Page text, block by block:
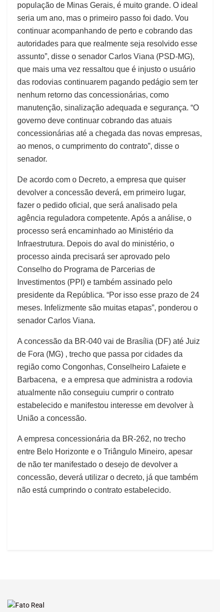
população de Minas Gerais, é muito grande. O ideal
seria um ano, mas o primeiro passo foi dado. Vou
continuar acompanhando de perto e cobrando das
autoridades para que realmente seja resolvido esse
assunto”, disse o senador Carlos Viana (PSD-MG),
que mais uma vez ressaltou que é injusto o usuário
das rodovias continuarem pagando pedágio sem ter
nenhum retorno das concessionárias, como
manutenção, sinalização adequada e segurança. “O
governo deve continuar cobrando das atuais
concessionárias até a chegada das novas empresas,
ao menos, o cumprimento do contrato”, disse o
senador.
De acordo com o Decreto, a empresa que quiser
devolver a concessão deverá, em primeiro lugar,
fazer o pedido oficial, que será analisado pela
agência reguladora competente. Após a análise, o
processo será encaminhado ao Ministério da
Infraestrutura. Depois do aval do ministério, o
processo ainda precisará ser aprovado pelo
Conselho do Programa de Parcerias de
Investimentos (PPI) e também assinado pelo
presidente da República. “Por isso esse prazo de 24
meses. Infelizmente são muitas etapas”, ponderou o
senador Carlos Viana.
A concessão da BR-040 vai de Brasília (DF) até Juiz
de Fora (MG) , trecho que passa por cidades da
região como Congonhas, Conselheiro Lafaiete e
Barbacena, e a empresa que administra a rodovia
atualmente não conseguiu cumprir o contrato
estabelecido e manifestou interesse em devolver à
União a concessão.
A empresa concessionária da BR-262, no trecho
entre Belo Horizonte e o Triângulo Mineiro, apesar
de não ter manifestado o desejo de devolver a
concessão, deverá utilizar o decreto, já que também
não está cumprindo o contrato estabelecido.